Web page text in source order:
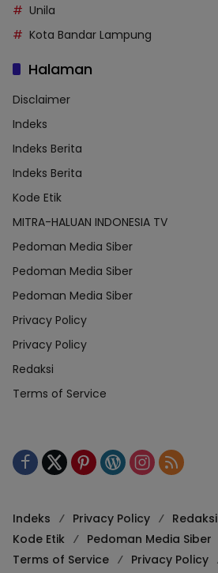
Unila
Kota Bandar Lampung
Halaman
Disclaimer
Indeks
Indeks Berita
Indeks Berita
Kode Etik
MITRA-HALUAN INDONESIA TV
Pedoman Media Siber
Pedoman Media Siber
Pedoman Media Siber
Privacy Policy
Privacy Policy
Redaksi
Terms of Service
Indeks Privacy Policy Redaksi
Kode Etik
Pedoman Media Siber
Terms of Service
Privacy Policy